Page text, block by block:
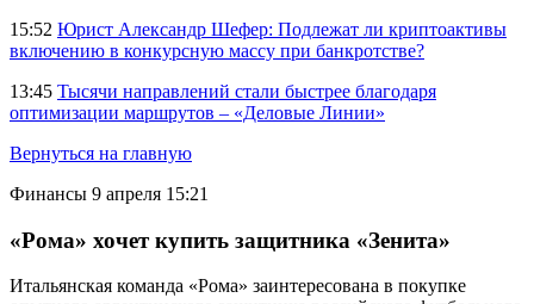
15:52 Юрист Александр Шефер: Подлежат ли криптоактивы
включению в конкурсную массу при банкротстве?
13:45 Тысячи направлений стали быстрее благодаря
оптимизации маршрутов – «Деловые Линии»
Вернуться на главную
Финансы 9 апреля 15:21
«Рома» хочет купить защитника «Зенита»
Итальянская команда «Рома» заинтересована в покупке